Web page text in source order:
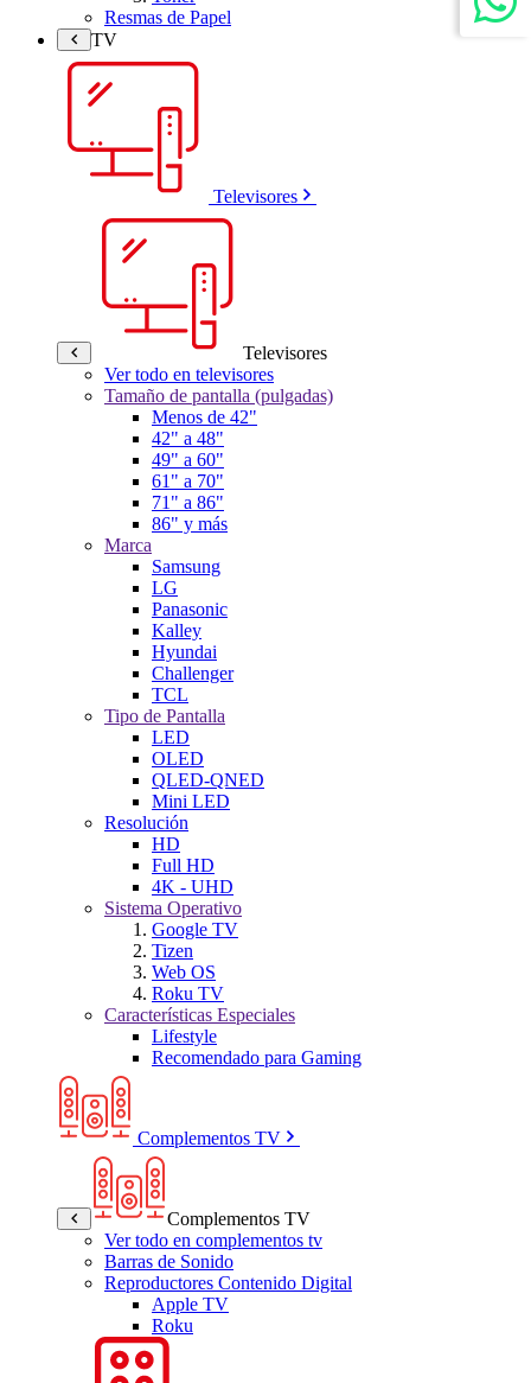
Resmas de Papel
TV
Televisores
Televisores
Ver todo en televisores
Tamaño de pantalla (pulgadas)
Menos de 42"
42" a 48"
49" a 60"
61" a 70"
71" a 86"
86" y más
Marca
Samsung
LG
Panasonic
Kalley
Hyundai
Challenger
TCL
Tipo de Pantalla
LED
OLED
QLED-QNED
Mini LED
Resolución
HD
Full HD
4K - UHD
Sistema Operativo
Google TV
Tizen
Web OS
Roku TV
Características Especiales
Lifestyle
Recomendado para Gaming
Complementos TV
Complementos TV
Ver todo en complementos tv
Barras de Sonido
Reproductores Contenido Digital
Apple TV
Roku